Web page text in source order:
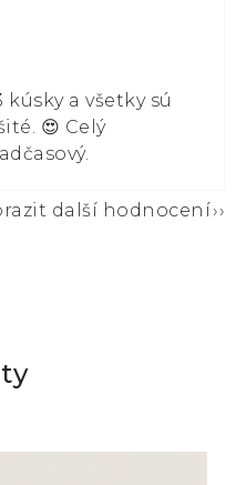
z 5 hvězdiček.
a všetky sú
😍 Celý
další hodnocení